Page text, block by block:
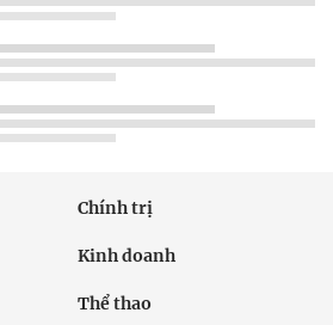
Chính trị
Kinh doanh
Thể thao